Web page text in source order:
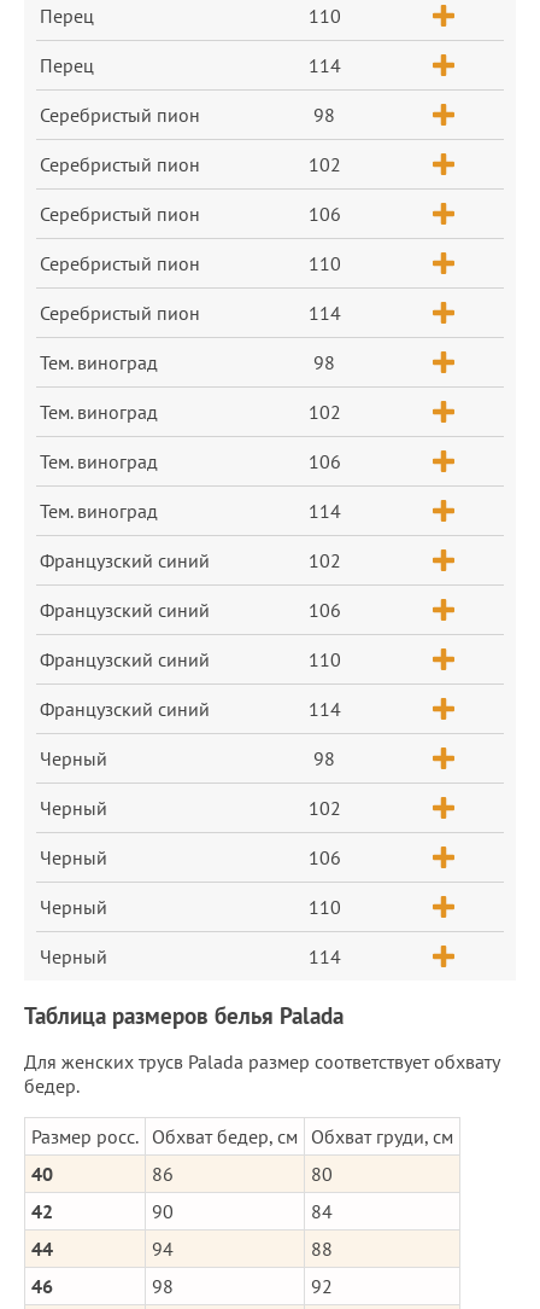
Перец 110
Перец 114
Серебристый пион 98
Серебристый пион 102
Серебристый пион 106
Серебристый пион 110
Серебристый пион 114
Тем. виноград 98
Тем. виноград 102
Тем. виноград 106
Тем. виноград 114
Французский синий 102
Французский синий 106
Французский синий 110
Французский синий 114
Черный 98
Черный 102
Черный 106
Черный 110
Черный 114
Таблица размеров белья Palada
Для женских трусв Palada размер соответствует обхвату
бедер.
Размер росс. Обхват бедер, см
Обхват груди, см
40
86
80
42
90
84
44
94
88
46
98
92